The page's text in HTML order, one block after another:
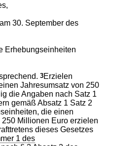
30. September des
Erhebungseinheiten
3Erzielen
Jahresumsatz von 250
die Angaben nach Satz 1
gemäß Absatz 1 Satz 2
die einen
Millionen Euro erzielen
dieses Gesetzes
1 des